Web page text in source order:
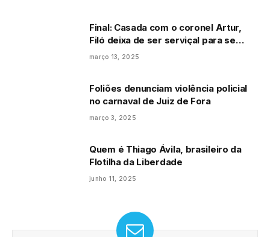
Final: Casada com o coronel Artur,
Filó deixa de ser serviçal para se
tornar patroa, impõe sua autoridade
março 13, 2025
Foliões denunciam violência policial
no carnaval de Juiz de Fora
março 3, 2025
Quem é Thiago Ávila, brasileiro da
Flotilha da Liberdade
junho 11, 2025